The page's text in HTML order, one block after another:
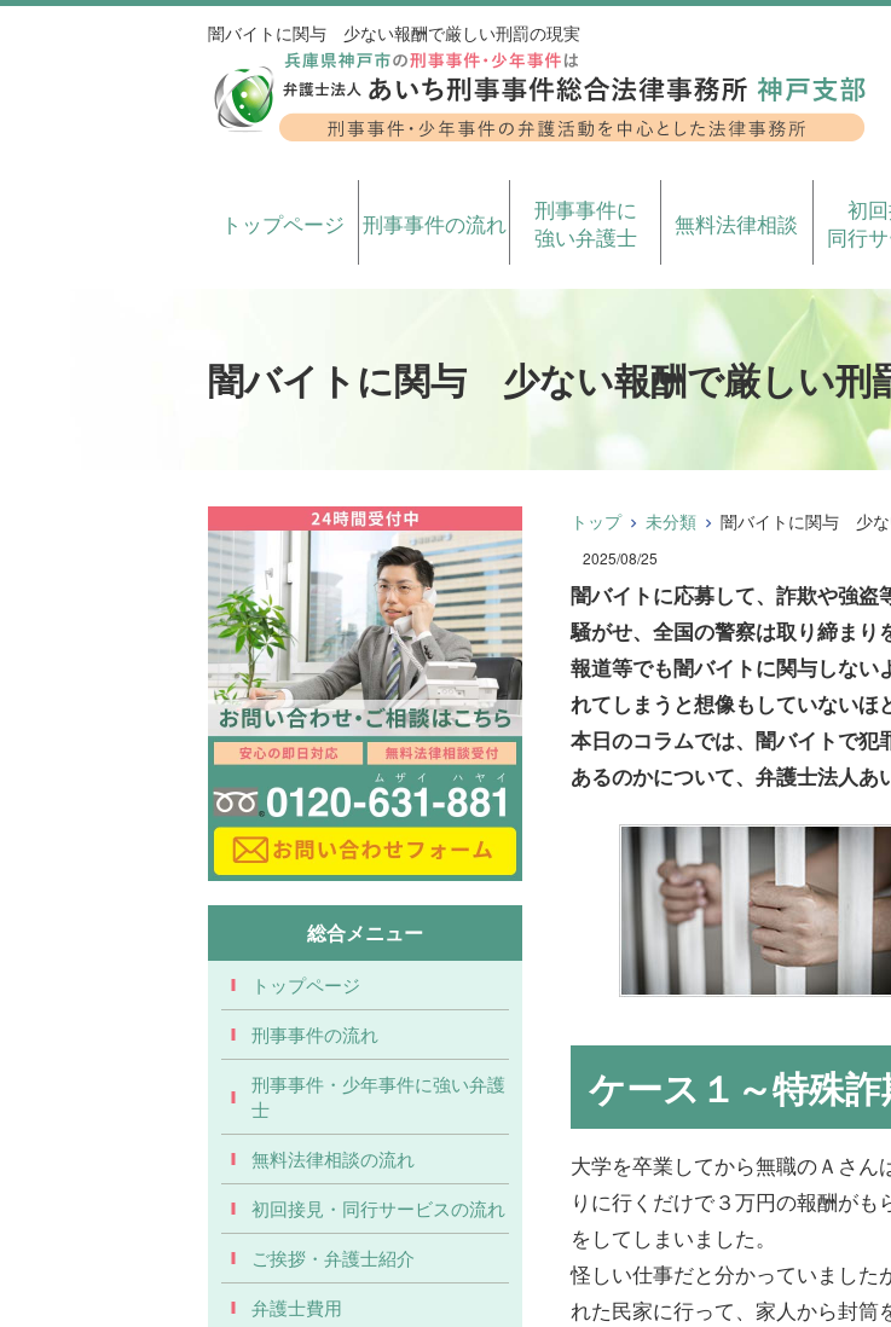
闇バイトに関与 少ない報酬で厳しい刑罰の現実
トップページ 刑事事件の流れ
刑事事件に
強い弁護士
無料法律相談
初
同行
闇バイトに関与 少ない報酬で厳しい刑
トップ 未分類 闇バイトに関与 少な
2025/08/25
闇バイトに応募して、詐欺や強盗
騒がせ、全国の警察は取り締まり
報道等でも闇バイトに関与しない
れてしまうと想像もしていないほ
本日のコラムでは、闇バイトで
あるのかについて、弁護士法人あ
ケース１～特殊
大学を卒業してから無職のＡさ
りに行くだけで３万円の報酬が
をしてしまいました。
怪しい仕事だと分かっていました
れた民家に行って、家人から封筒
総合メニュー
トップページ
刑事事件の流れ
刑事事件・少年事件に強い弁護
士
無料法律相談の流れ
初回接見・同行サービスの流れ
ご挨拶・弁護士紹介
弁護士費用